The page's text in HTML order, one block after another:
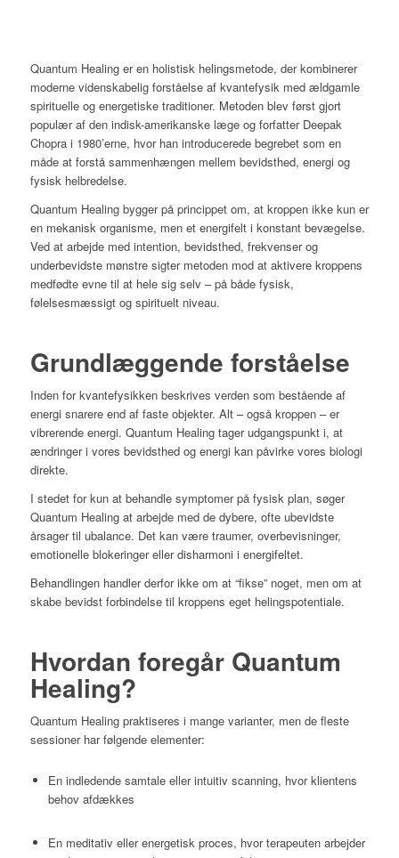
Quantum Healing er en holistisk helingsmetode, der kombinerer
moderne videnskabelig forståelse af kvantefysik med ældgamle
spirituelle og energetiske traditioner. Metoden blev først gjort
populær af den indisk-amerikanske læge og forfatter Deepak
Chopra i 1980’erne, hvor han introducerede begrebet som en
måde at forstå sammenhængen mellem bevidsthed, energi og
fysisk helbredelse.
Quantum Healing bygger på princippet om, at kroppen ikke kun er
en mekanisk organisme, men et energifelt i konstant bevægelse.
Ved at arbejde med intention, bevidsthed, frekvenser og
underbevidste mønstre sigter metoden mod at aktivere kroppens
medfødte evne til at hele sig selv – på både fysisk,
følelsesmæssigt og spirituelt niveau.
Grundlæggende forståelse
Inden for kvantefysikken beskrives verden som bestående af
energi snarere end af faste objekter. Alt – også kroppen – er
vibrerende energi. Quantum Healing tager udgangspunkt i, at
ændringer i vores bevidsthed og energi kan påvirke vores biologi
direkte.
I stedet for kun at behandle symptomer på fysisk plan, søger
Quantum Healing at arbejde med de dybere, ofte ubevidste
årsager til ubalance. Det kan være traumer, overbevisninger,
emotionelle blokeringer eller disharmoni i energifeltet.
Behandlingen handler derfor ikke om at “fikse” noget, men om at
skabe bevidst forbindelse til kroppens eget helingspotentiale.
Hvordan foregår Quantum
Healing?
Quantum Healing praktiseres i mange varianter, men de fleste
sessioner har følgende elementer:
En indledende samtale eller intuitiv scanning, hvor klientens
behov afdækkes
En meditativ eller energetisk proces, hvor terapeuten arbejder